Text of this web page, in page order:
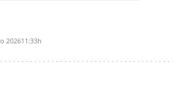
202611:33h